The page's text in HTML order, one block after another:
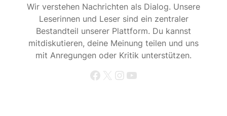
Wir verstehen Nachrichten als Dialog. Unsere
Leserinnen und Leser sind ein zentraler
Bestandteil unserer Plattform. Du kannst
mitdiskutieren, deine Meinung teilen und uns
mit Anregungen oder Kritik unterstützen.
Facebook X Instagram YouTube